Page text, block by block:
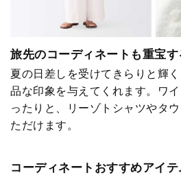
旅先のコーディネートも重宝す
夏の日差しを受けてきらりと輝
品な印象を与えてくれます。ワ
ったりと、リーゾトシャツやタ
ただけます。
コーディネートおすすめアイテ